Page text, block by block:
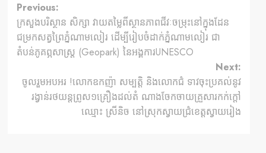
Previous:
ក្រសួងបរិស្ថាន សិក្សា វាយតម្លៃពីស្ថានភាពជីវៈចម្រុះនៅក្នុងដែន
ជម្រកសត្វព្រៃភ្នំណាមលៀរ ដើម្បីរៀបចំដាក់ភ្នំណាមលៀរ ជា
តំបន់ភូគព្ភសាស្ត្រ (Geopark) នៃអង្គការUNESCO
Next:
ចូលរួមអបអរ !លោកឧកញ៉ា សម្បត្តិ និងលោកជំ ទាវចុះប្រគល់នូវ
រង្វាន់រថយន្តព្រូស១គ្រឿងដល់តំ ណាងចែកចាយគ្រួសារកក់ក្តៅ
ឈ្មោះ ស្រីនិច នៅស្រុកស្វាយជ្រំខេត្តស្វាយរៀង